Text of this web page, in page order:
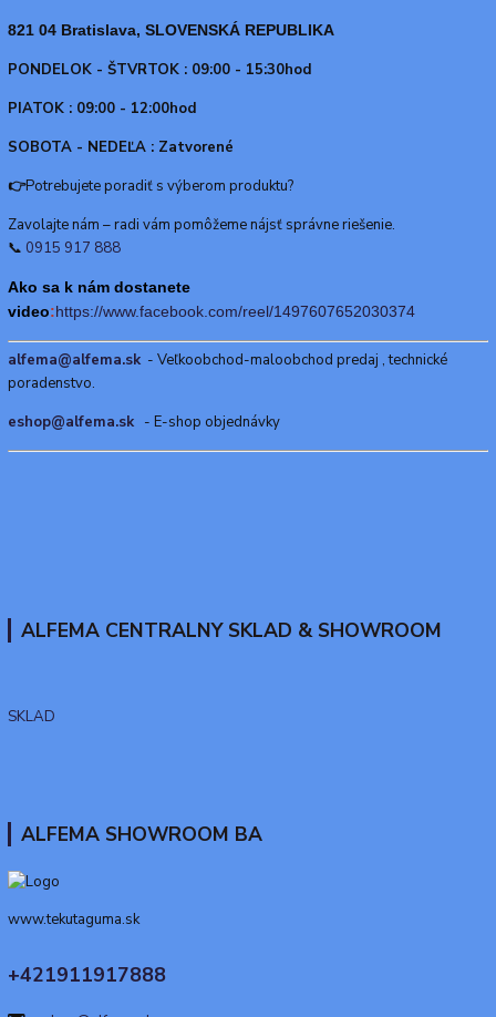
821 04 Bratislava, SLOVENSKÁ REPUBLIKA
PONDELOK - ŠTVRTOK : 09:00 - 15:30hod
PIATOK : 09:00 - 12:00hod
SOBOTA - NEDEĽA : Zatvorené
👉Potrebujete poradiť s výberom produktu?
Zavolajte nám – radi vám pomôžeme nájsť správne riešenie.
📞 0915 917 888
Ako sa k nám dostanete
video:https://www.facebook.com/reel/1497607652030374
alfema@alfema.sk - Veľkoobchod-maloobchod predaj , technické
poradenstvo.
eshop@alfema.sk - E-shop objednávky
ALFEMA CENTRALNY SKLAD & SHOWROOM
SKLAD
ALFEMA SHOWROOM BA
www.tekutaguma.sk
+421911917888